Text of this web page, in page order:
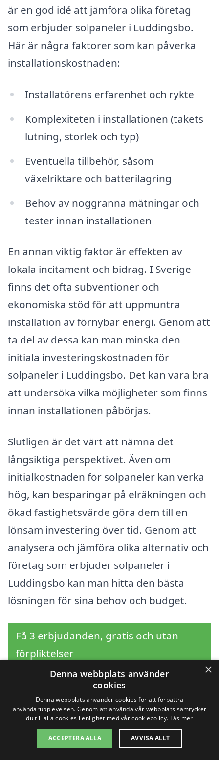
är en god idé att jämföra olika företag
som erbjuder solpaneler i Luddingsbo.
Här är några faktorer som kan påverka
installationskostnaden:
Installatörens erfarenhet och rykte
Komplexiteten i installationen (takets
lutning, storlek och typ)
Eventuella tillbehör, såsom
växelriktare och batterilagring
Behov av noggranna mätningar och
tester innan installationen
En annan viktig faktor är effekten av
lokala incitament och bidrag. I Sverige
finns det ofta subventioner och
ekonomiska stöd för att uppmuntra
installation av förnybar energi. Genom att
ta del av dessa kan man minska den
initiala investeringskostnaden för
solpaneler i Luddingsbo. Det kan vara bra
att undersöka vilka möjligheter som finns
innan installationen påbörjas.
Slutligen är det värt att nämna det
långsiktiga perspektivet. Även om
initialkostnaden för solpaneler kan verka
hög, kan besparingar på elräkningen och
ökad fastighetsvärde göra dem till en
lönsam investering över tid. Genom att
analysera och jämföra olika alternativ och
företag som erbjuder solpaneler i
Luddingsbo kan man hitta den bästa
lösningen för sina behov och budget.
Få 3 erbjudanden, gratis och utan
förpliktelser
Sök efter en
professionell för
solpaneler i andra
×
Denna webbplats använder
cookies
Denna webbplats använder cookies för att förbättra
användarupplevelsen. Genom att använda vår webbplats samtycker
du till alla cookies i enlighet med vår cookiepolicy. Läs mer
ACCEPTERA ALLA AVVISA ALLT